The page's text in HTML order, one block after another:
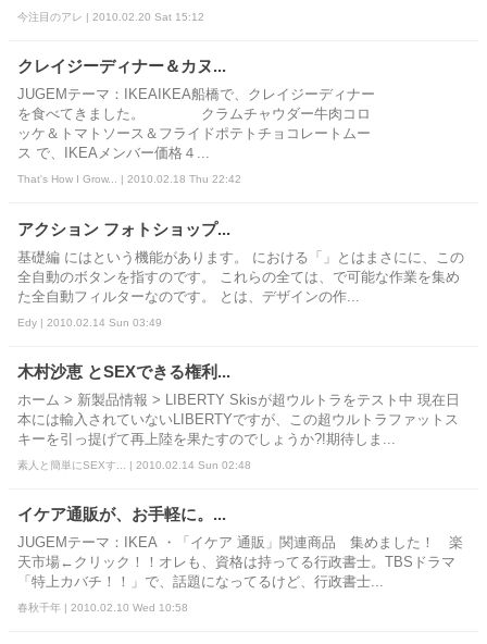
今注目のアレ | 2010.02.20 Sat 15:12
クレイジーディナー＆カヌ...
JUGEMテーマ：IKEAIKEA船橋で、クレイジーディナー
を食べてきました。 クラムチャウダー牛肉コロ
ッケ＆トマトソース＆フライドポテトチョコレートムー
ス で、IKEAメンバー価格４...
That's How I Grow... | 2010.02.18 Thu 22:42
アクション フォトショップ...
基礎編 にはという機能があります。 における「」とはまさにに、この
全自動のボタンを指すのです。 これらの全ては、で可能な作業を集め
た全自動フィルターなのです。 とは、デザインの作...
Edy | 2010.02.14 Sun 03:49
木村沙恵 とSEXできる権利...
ホーム > 新製品情報 > LIBERTY Skisが超ウルトラをテスト中 現在日
本には輸入されていないLIBERTYですが、この超ウルトラファットス
キーを引っ提げて再上陸を果たすのでしょうか?!期待しま...
素人と簡単にSEXす... | 2010.02.14 Sun 02:48
イケア通販が、お手軽に。...
JUGEMテーマ：IKEA ・「イケア 通販」関連商品 集めました！ 楽
天市場←クリック！！オレも、資格は持ってる行政書士。TBSドラマ
「特上カバチ！！」で、話題になってるけど、行政書士...
春秋千年 | 2010.02.10 Wed 10:58